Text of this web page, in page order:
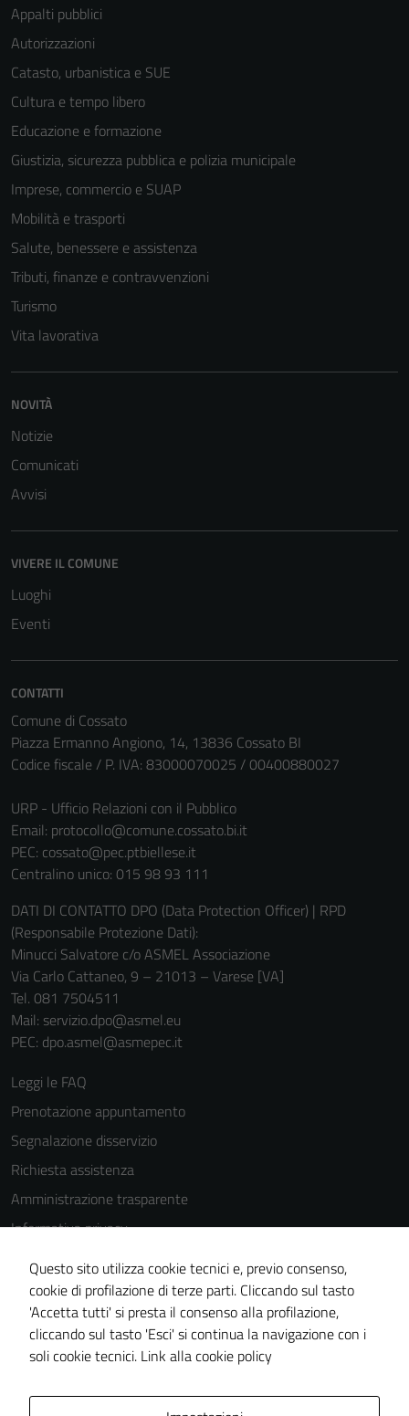
Appalti pubblici
Autorizzazioni
Catasto, urbanistica e SUE
Cultura e tempo libero
Educazione e formazione
Giustizia, sicurezza pubblica e polizia municipale
Imprese, commercio e SUAP
Mobilità e trasporti
Salute, benessere e assistenza
Tributi, finanze e contravvenzioni
Turismo
Vita lavorativa
NOVITÀ
Notizie
Comunicati
Avvisi
VIVERE IL COMUNE
Luoghi
Eventi
CONTATTI
Comune di Cossato
Piazza Ermanno Angiono, 14, 13836 Cossato BI
Codice fiscale / P. IVA: 83000070025 / 00400880027
URP - Ufficio Relazioni con il Pubblico
Email: protocollo@comune.cossato.bi.it
PEC: cossato@pec.ptbiellese.it
Centralino unico: 015 98 93 111
DATI DI CONTATTO DPO (Data Protection Officer) | RPD
(Responsabile Protezione Dati):
Minucci Salvatore c/o ASMEL Associazione
Via Carlo Cattaneo, 9 – 21013 – Varese [VA]
Tel. 081 7504511
Mail: servizio.dpo@asmel.eu
PEC: dpo.asmel@asmepec.it
Leggi le FAQ
Prenotazione appuntamento
Segnalazione disservizio
Richiesta assistenza
Amministrazione trasparente
Informativa privacy
Cookie Policy
Note legali
Dichiarazione di accessibilità
Piano di miglioramento del sito
Questo sito utilizza cookie tecnici e, previo consenso,
cookie di profilazione di terze parti. Cliccando sul tasto
'Accetta tutti' si presta il consenso alla profilazione,
cliccando sul tasto 'Esci' si continua la navigazione con i
soli cookie tecnici. Link alla cookie policy
Tecnici
Questi cookie
sono necessari
per il